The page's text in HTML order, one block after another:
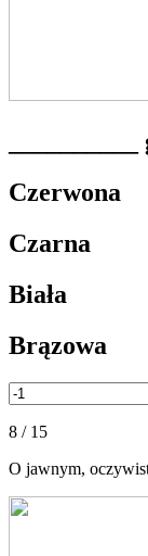
Czerwona
Czarna
Biała
Brązowa
8 / 15
O jawnym,